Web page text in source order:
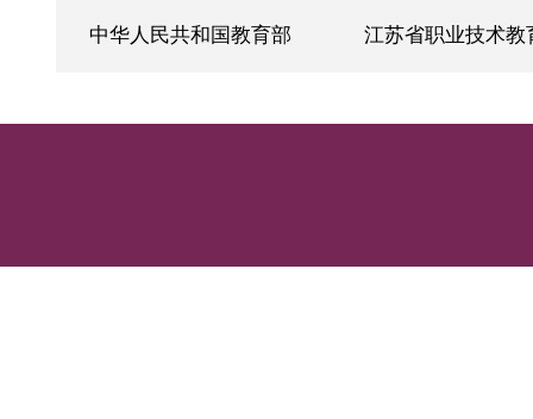
友情链接
中华人民共和国教育部 江苏省职业技